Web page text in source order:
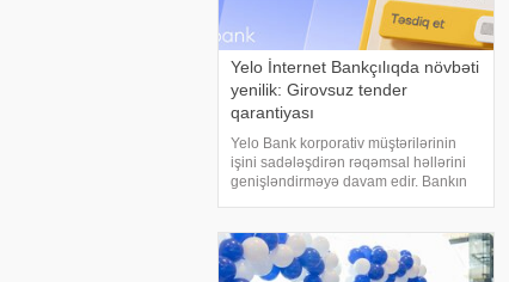
Yelo İnternet Bankçılıqda növbəti
yenilik: Girovsuz tender
qarantiyası
Yelo Bank korporativ müştərilərinin
işini sadələşdirən rəqəmsal həllərini
genişləndirməyə davam edir. Bankın
Yelo İnternet Bankçılıq platformas